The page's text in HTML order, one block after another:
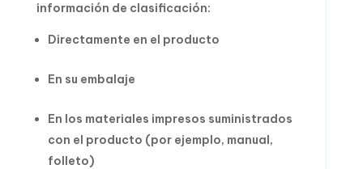
información de clasificación:
Directamente en el producto
En su embalaje
En los materiales impresos suministrados
con el producto (por ejemplo, manual,
folleto)